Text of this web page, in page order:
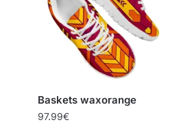
Baskets waxorange
97.99€